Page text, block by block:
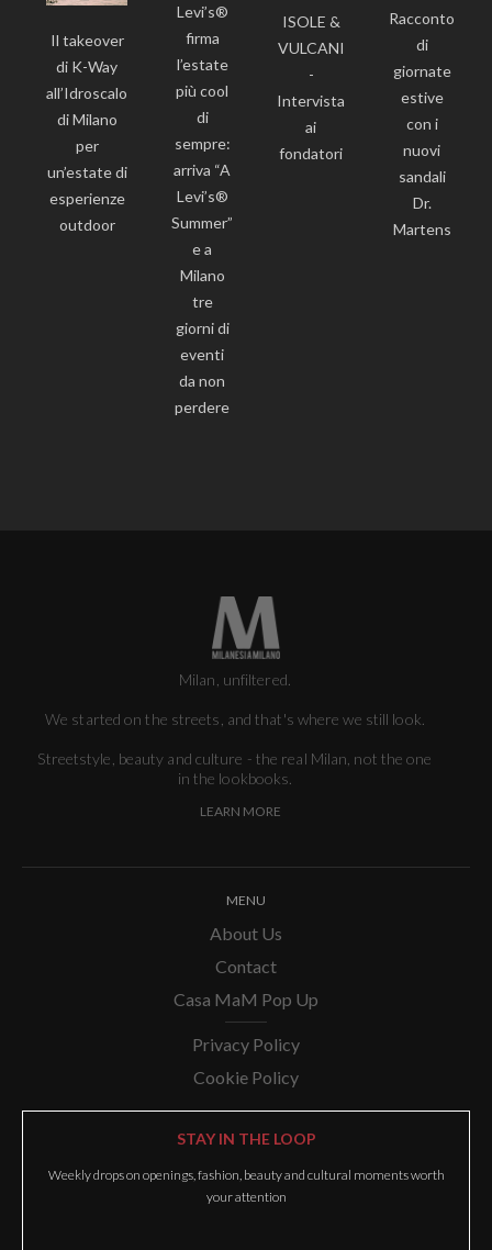
Il takeover
di K-Way
all’Idroscalo
di Milano
per
un’estate di
esperienze
outdoor
Levi’s®
firma
l’estate
più cool
di
sempre:
arriva “A
Levi’s®
Summer”
e a
Milano
tre
giorni di
eventi
da non
perdere
ISOLE &
VULCANI
-
Intervista
ai
fondatori
Racconto
di
giornate
estive
con i
nuovi
sandali
Dr.
Martens
Milan, unfiltered.
We started on the streets, and that's where we still look.
Streetstyle, beauty and culture - the real Milan, not the one
in the lookbooks.
LEARN MORE
MENU
About Us
Contact
Casa MaM Pop Up
Privacy Policy
Cookie Policy
STAY IN THE LOOP
Weekly drops on openings, fashion, beauty and cultural moments worth
your attention